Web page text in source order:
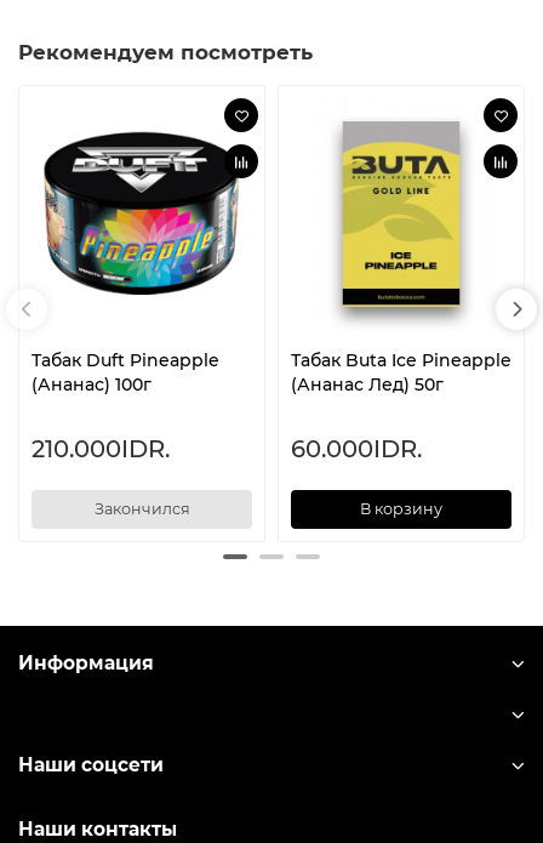
Рекомендуем посмотреть
Табак Duft Pineapple
(Ананас) 100г
210.000IDR.
Закончился
Табак Buta Ice Pineapple
(Ананас Лед) 50г
60.000IDR.
В корзину
Информация
Наши соцсети
Наши контакты